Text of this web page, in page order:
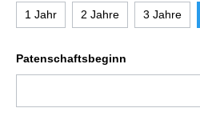
1 Jahr 2 Jahre 3 Jahre
Patenschaftsbeginn